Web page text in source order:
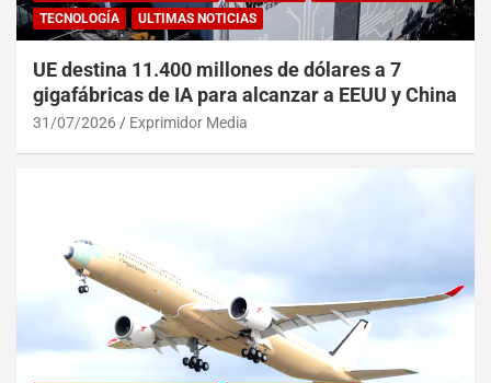
TECNOLOGÍA
ULTIMAS NOTICIAS
UE destina 11.400 millones de dólares a 7
gigafábricas de IA para alcanzar a EEUU y China
31/07/2026 Exprimidor Media